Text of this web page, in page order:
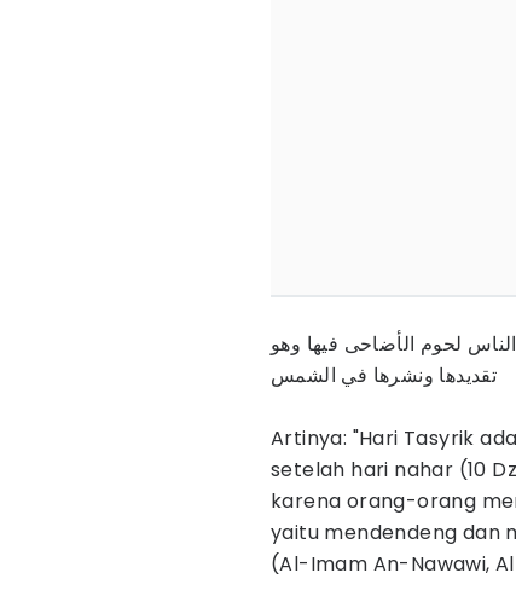
لحوم الأضاحى فيها وهو
تقديدها ونشرها في الشمس
Artinya: "Hari Tasyrik
setelah hari nahar (10
karena orang-orang
yaitu mendendeng dan
(Al-Imam An-Nawawi,